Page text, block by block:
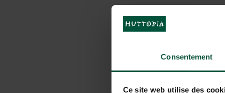
Consentement
Ce site web utilise des
COME